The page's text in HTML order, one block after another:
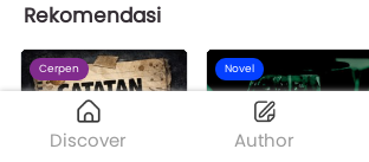
Discover Author
Rekomendasi
Cerpen Novel